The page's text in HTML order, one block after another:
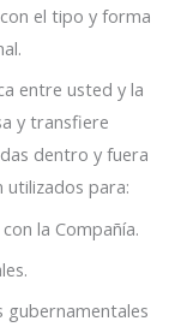
el tipo y forma
entre usted y la
y transfiere
dentro y fuera
utilizados para:
la Compañía.
gubernamentales